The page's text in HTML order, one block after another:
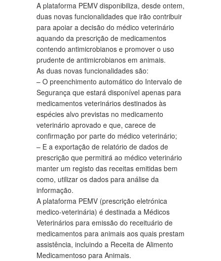
A plataforma PEMV disponibiliza, desde ontem,
duas novas funcionalidades que irão contribuir
para apoiar a decisão do médico veterinário
aquando da prescrição de medicamentos
contendo antimicrobianos e promover o uso
prudente de antimicrobianos em animais.
As duas novas funcionalidades são:
– O preenchimento automático do Intervalo de
Segurança que estará disponível apenas para
medicamentos veterinários destinados às
espécies alvo previstas no medicamento
veterinário aprovado e que, carece de
confirmação por parte do médico veterinário;
– E a exportação de relatório de dados de
prescrição que permitirá ao médico veterinário
manter um registo das receitas emitidas bem
como, utilizar os dados para análise da
informação.
A plataforma PEMV (prescrição eletrónica
medico-veterinária) é destinada a Médicos
Veterinários para emissão do receituário de
medicamentos para animais aos quais prestam
assistência, incluindo a Receita de Alimento
Medicamentoso para Animais.